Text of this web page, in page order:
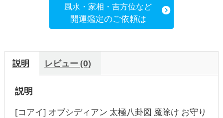
風水・家相・吉方位など
開運鑑定のご依頼は
説明 レビュー (0)
説明
[コアイ] オブシディアン 太極八卦図 魔除け お守り